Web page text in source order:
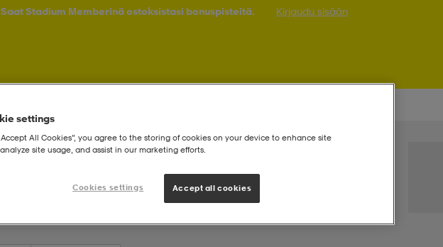
Saat Stadium Memberinä ostoksistasi bonuspisteitä. Kirjaudu sisään
settings
All Cookies”, you agree to the storing of cookies on your device to enhance site
site usage, and assist in our marketing efforts.
Cookies settings Accept all cookies